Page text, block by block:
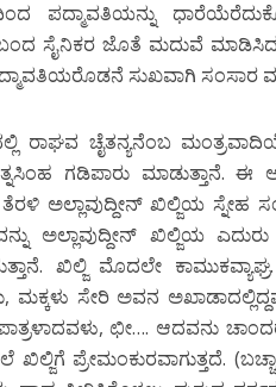
ಪದ್ಮಾವತಿಯನ್ನು
ಸೈನಿಕರ ಜೊತೆ ಮದುವೆ ಮಾಡಿಸಿದ.
ಸುಖವಾಗಿ ಸಂಸಾರ
ರಾಘವ ಚೈತನ್ಯನೆಂಬ
ಗಡಿಪಾರು ಮಾಡುತ್ತಾನೆ.
ಅಲ್ಲಾವುದ್ದೀನ್ ಖಿಲ್ಜಿಯ ಸ್ನೇಹ
ಅಲ್ಲಾವುದ್ದೀನ್ ಖಿಲ್ಜಿಯ
ಖಿಲ್ಜಿ ಮೊದಲೇ
ಮಕ್ಕಳು ಸೇರಿ ಅವನ
ಛೀ…. ಆದವನು
ಪ್ರೇಮಂಕುರವಾಗುತ್ತದೆ.